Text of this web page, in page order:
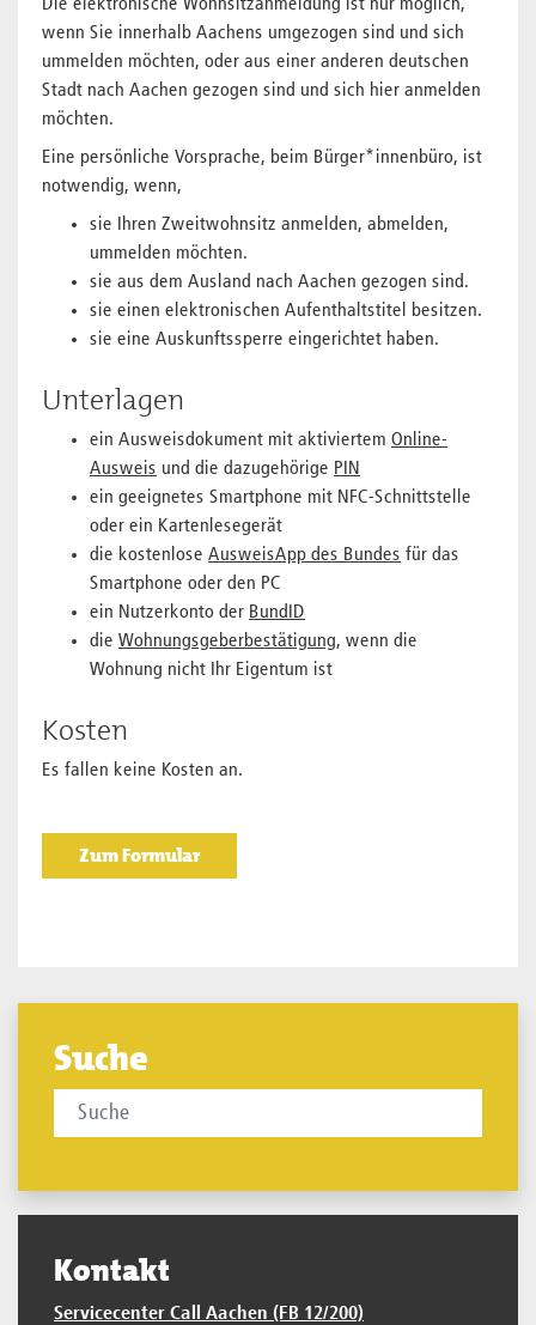
Die elektronische Wohnsitzanmeldung ist nur möglich,
wenn Sie innerhalb Aachens umgezogen sind und sich
ummelden möchten, oder aus einer anderen deutschen
Stadt nach Aachen gezogen sind und sich hier anmelden
möchten.
Eine persönliche Vorsprache, beim Bürger*innenbüro, ist
notwendig, wenn,
sie Ihren Zweitwohnsitz anmelden, abmelden,
ummelden möchten.
sie aus dem Ausland nach Aachen gezogen sind.
sie einen elektronischen Aufenthaltstitel besitzen.
sie eine Auskunftssperre eingerichtet haben.
Unterlagen
ein Ausweisdokument mit aktiviertem Online-
Ausweis und die dazugehörige PIN
ein geeignetes Smartphone mit NFC-Schnittstelle
oder ein Kartenlesegerät
die kostenlose AusweisApp des Bundes für das
Smartphone oder den PC
ein Nutzerkonto der BundID
die Wohnungsgeberbestätigung, wenn die
Wohnung nicht Ihr Eigentum ist
Kosten
Es fallen keine Kosten an.
Sprung zur Icon Legende.
Zum Formular
Suche
Kontakt
Servicecenter Call Aachen (FB 12/200)